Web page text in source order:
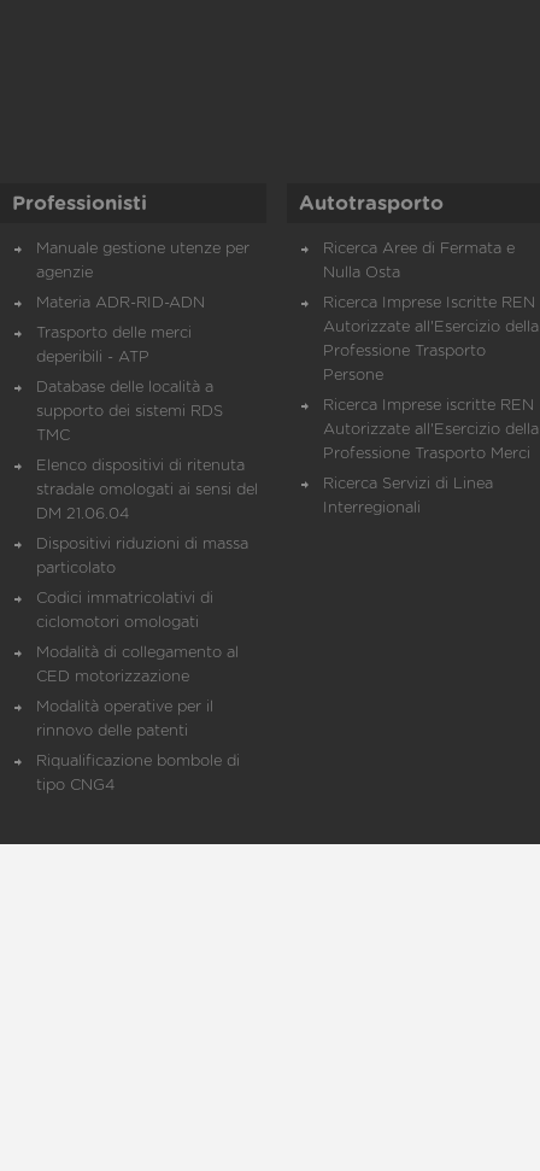
Professionisti
Manuale gestione utenze per
agenzie
Materia ADR-RID-ADN
Trasporto delle merci
deperibili - ATP
Database delle località a
supporto dei sistemi RDS
TMC
Elenco dispositivi di ritenuta
stradale omologati ai sensi del
DM 21.06.04
Dispositivi riduzioni di massa
particolato
Codici immatricolativi di
ciclomotori omologati
Modalità di collegamento al
CED motorizzazione
Modalità operative per il
rinnovo delle patenti
Riqualificazione bombole di
tipo CNG4
Autotrasporto
Ricerca Aree di Fermata e
Nulla Osta
Ricerca Imprese Iscritte REN
Autorizzate all'Esercizio della
Professione Trasporto
Persone
Ricerca Imprese iscritte REN
Autorizzate all'Esercizio della
Professione Trasporto Merci
Ricerca Servizi di Linea
Interregionali